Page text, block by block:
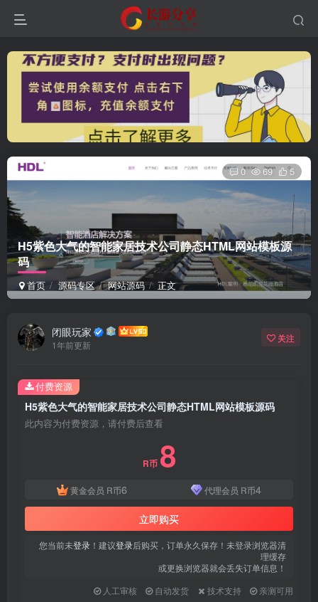
H5紫色大气的智能家居技术公司静态HTML网站模板源
码
首页 源码专区 网站源码 正文
0 69 5
闭眼玩家
1年前更新
关注
H5紫色大气的智能家居技术公司静态HTML网站模板源码
此内容为付费资源，请付费后查看
R币 8
黄金会员 R币6 代理会员 R币4
立即购买
您当前未登录 ！建议登录后购买，订单永久保存！未登录浏览器清
理缓存
或更换浏览器就会丢失订单信息！
人工审核
自动发货 技术支持 亲测可用
付费资源